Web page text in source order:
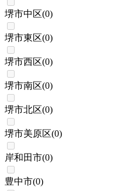
堺市中区(0)
堺市東区(0)
堺市西区(0)
堺市南区(0)
堺市北区(0)
堺市美原区(0)
岸和田市(0)
豊中市(0)